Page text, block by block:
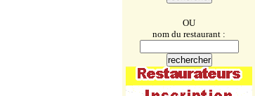
OU
nom du restaurant :